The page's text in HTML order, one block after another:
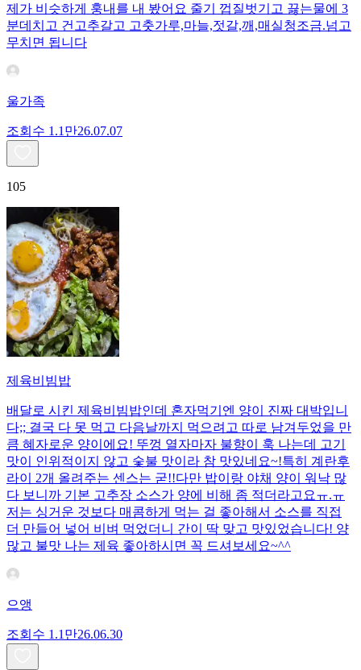
제가 비슷하게 훙내를 내 봤어요 줄기 껍질벗기고 끓는물에 3
분데치고 건고추갈고 고춧가루,마늘,젓갈,깨,매실청조금.넘고
무치면 됩니다
울가족
조회수 1.1만26.07.07
105
제육비빔밥
배달로 시킨 제육비빔밥인데 혼자먹기엔 양이 진짜 대박입니
다;; 결국 다 못 먹고 다음날까지 먹으려고 따로 남겨두었을 만
큼 혜자로운 양이에요! 뚜껑 열자마자 불향이 훅 나는데 고기
맛이 인위적이지 않고 숯불 맛이라 참 맛있네요~!특히 계란후
라이 2개 올려주는 센스는 굳!! ​다만 밥이랑 야채 양이 워낙 많
다 보니까 기본 고추장 소스가 양에 비해 좀 적더라고요ㅠ.ㅠ
저는 싱거운 것보다 매콤하게 먹는 걸 좋아해서 소스를 직접
더 만들어 넣어 비벼 먹었더니 간이 딱 맞고 맛있었습니다! 양
많고 불맛 나는 제육 좋아하시면 꼭 드셔보세요~^^
으앵
조회수 1.1만26.06.30